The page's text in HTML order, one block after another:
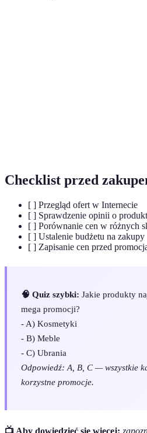
Checklist przed
[ ] Przegląd ofert w Internecie
[ ] Sprawdzenie opinii o
[ ] Porównanie cen w różnych
[ ] Ustalenie budżetu na zakupy
[ ] Zapisanie cen przed
🧠 Quiz szybki: Jakie produkty
mega promocji?
- A) Kosmetyki
- B) Meble
- C) Ubrania
Odpowiedź: A, B, C — wszystkie
korzystne promocje.
📺 Aby dowiedzieć się więcej: